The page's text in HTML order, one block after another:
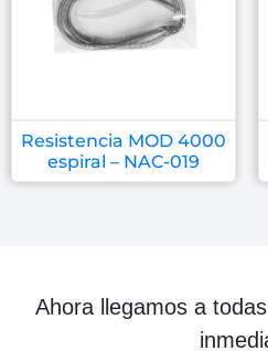
Resistencia MOD 4000
espiral – NAC-019
Ahora llegamos a